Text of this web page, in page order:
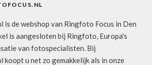
is de webshop van Ringfoto Focus in Den
is aangesloten bij Ringfoto, Europa's
van fotospecialisten. Bij
koopt u net zo gemakkelijk als in onze